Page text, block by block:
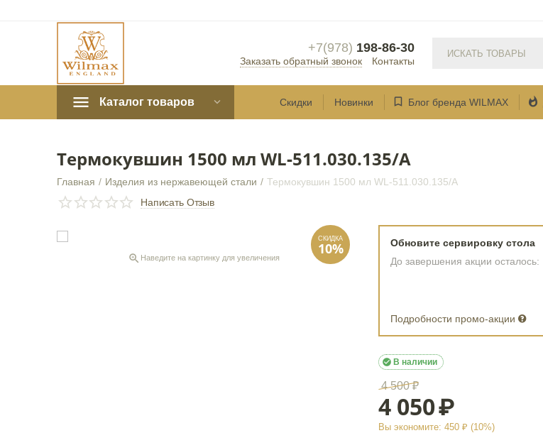
+7(978) 198-86-30
Заказать обратный звонок Контакты
Каталог товаров Скидки Новинки  Блог бренда WILMAX 
Термокувшин 1500 мл WL‑511.030.135/A
Главная / Изделия из нержавеющей стали / Термокувшин 1500 мл WL‑511.030.135/A
Написать Отзыв
 Наведите на картинку для увеличения
Обновите сервировку стола
До завершения акции осталось:
Подробности промо-акции
В наличии

4 500 ₽
4 050₽
Вы экономите:450 ₽ (10%)